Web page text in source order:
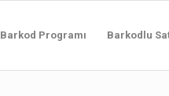
Barkod Programı Barkodlu